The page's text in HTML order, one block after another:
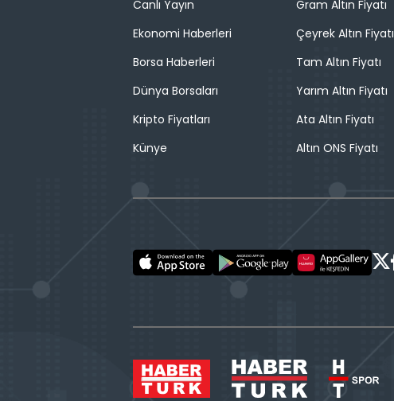
Canlı Yayın
Ekonomi Haberleri
Borsa Haberleri
Dünya Borsaları
Kripto Fiyatları
Künye
Gram Altın Fiyatı
Çeyrek Altın Fiyatı
Tam Altın Fiyatı
Yarım Altın Fiyatı
Ata Altın Fiyatı
Altın ONS Fiyatı